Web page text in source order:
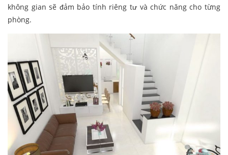
không gian sẽ đảm bảo tính riêng tư và chức năng cho từng
phòng.